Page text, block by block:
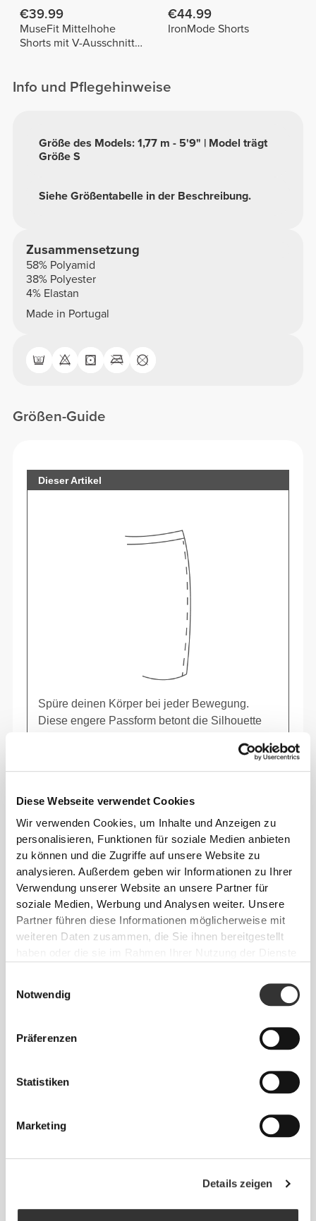
Diese Webseite verwendet Cookies
Wir verwenden Cookies, um Inhalte und Anzeigen zu
personalisieren, Funktionen für soziale Medien anbieten
zu können und die Zugriffe auf unsere Website zu
analysieren. Außerdem geben wir Informationen zu Ihrer
Verwendung unserer Website an unsere Partner für
soziale Medien, Werbung und Analysen weiter. Unsere
Partner führen diese Informationen möglicherweise mit
weiteren Daten zusammen, die Sie ihnen bereitgestellt
Notwendig
Präferenzen
Statistiken
Marketing
Details zeigen
€39.99
MuseFit Mittelhohe
Shorts mit V-Ausschnitt
€44.99
IronMode Shorts
Info und Pflegehinweise
Siehe Größentabelle in der Beschreibung.
Größe des Models: 1,77 m - 5'9" | Model trägt
Größe S
Zusammensetzung
58% Polyamid
38% Polyester
4% Elastan
Made in Portugal
Größen-Guide
Dieser Artikel
Spüre deinen Körper bei jeder Bewegung.
Diese engere Passform betont die Silhouette
Sich jeden Tag bequem und frei bewegen zu